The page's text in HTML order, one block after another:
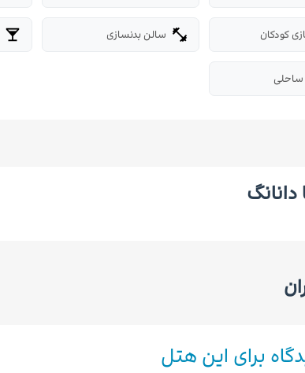
کودکان fitness_center سالن بدنسازی local_bar
دانانگ
برای این هتل